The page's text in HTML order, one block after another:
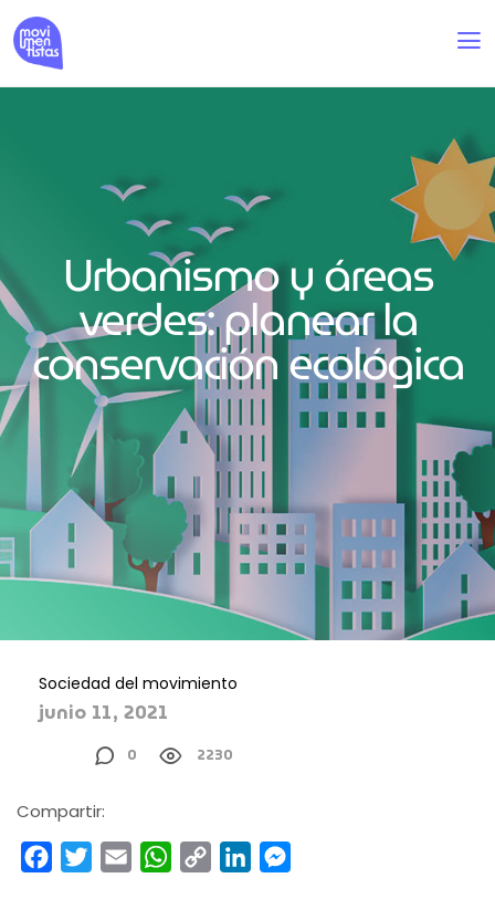
Urbanismo y áreas
verdes: planear la
conservación ecológica
Sociedad del movimiento
junio 11, 2021
0 2230
Compartir:
FacebookTwitterEmail WhatsApp
Copy
LinkedIn